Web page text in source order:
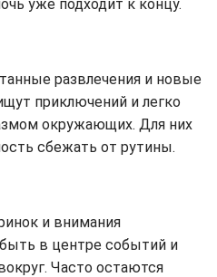
уже подходит к концу.
развлечения и новые
приключений и легко
окружающих. Для них
сбежать от рутины.
и внимания
в центре событий и
Часто остаются